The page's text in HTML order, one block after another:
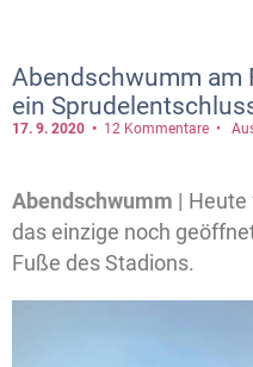
Abendschwumm am
ein
17. 9. 2020 12 Kommentare
Abendschwumm | Heute
das einzige noch
Fuße des Stadions.